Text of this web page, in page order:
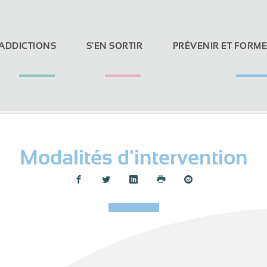
S'EN SORTIR PRÉVENIR ET
Modalités d'intervention
Partager :